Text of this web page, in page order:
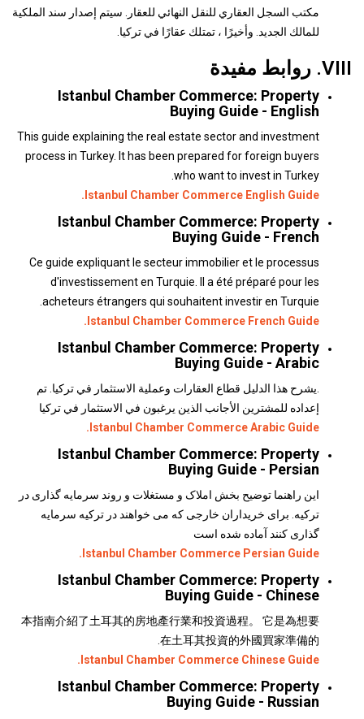
مكتب السجل العقاري للنقل النهائي للعقار. سيتم إصدار سند الملكية
للمالك الجديد. وأخيرًا ، تمتلك عقارًا في تركيا.
VIII. روابط مفيدة
Istanbul Chamber Commerce: Property
Buying Guide - English
This guide explaining the real estate sector and investment
process in Turkey. It has been prepared for foreign buyers
who want to invest in Turkey.
Istanbul Chamber Commerce English Guide.
Istanbul Chamber Commerce: Property
Buying Guide - French
Ce guide expliquant le secteur immobilier et le processus
d'investissement en Turquie. Il a été préparé pour les
acheteurs étrangers qui souhaitent investir en Turquie.
Istanbul Chamber Commerce French Guide.
Istanbul Chamber Commerce: Property
Buying Guide - Arabic
.يشرح هذا الدليل قطاع العقارات وعملية الاستثمار في تركيا. تم
إعداده للمشترين الأجانب الذين يرغبون في الاستثمار في تركيا
Istanbul Chamber Commerce Arabic Guide.
Istanbul Chamber Commerce: Property
Buying Guide - Persian
این راهنما توضیح بخش املاک و مستغلات و روند سرمایه گذاری در
ترکیه. برای خریداران خارجی که می خواهند در ترکیه سرمایه
گذاری کنند آماده شده است
Istanbul Chamber Commerce Persian Guide.
Istanbul Chamber Commerce: Property
Buying Guide - Chinese
本指南介紹了土耳其的房地產行業和投資過程。 它是為想要
在土耳其投資的外國買家準備的.
Istanbul Chamber Commerce Chinese Guide.
Istanbul Chamber Commerce: Property
Buying Guide - Russian